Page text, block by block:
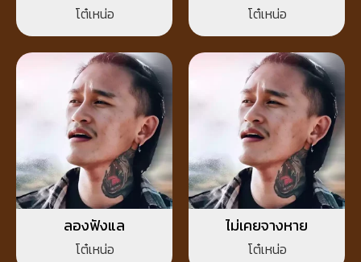
โต๋เหน่อ เหมือนครั้งแรกที่กอด
โต๋เหน่อ
ลองฟังแล
โต๋เหน่อ
ไม่เคยจางหาย
โต๋เหน่อ